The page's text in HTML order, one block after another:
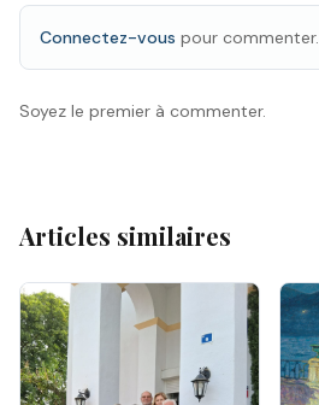
Connectez-vous pour commenter.
Soyez le premier à commenter.
Articles similaires